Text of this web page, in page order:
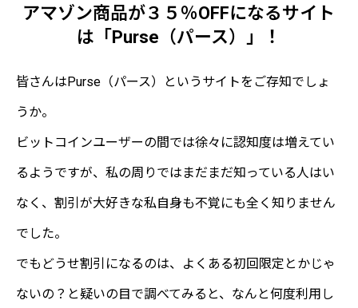
アマゾン商品が３５％OFFになるサイト
は「Purse（パース）」！
皆さんはPurse（パース）というサイトをご存知でしょ
うか。
ビットコインユーザーの間では徐々に認知度は増えてい
るようですが、私の周りではまだまだ知っている人はい
なく、割引が大好きな私自身も不覚にも全く知りません
でした。
でもどうせ割引になるのは、よくある初回限定とかじゃ
ないの？と疑いの目で調べてみると、なんと何度利用し